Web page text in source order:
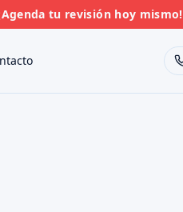
tu revisión hoy mismo!